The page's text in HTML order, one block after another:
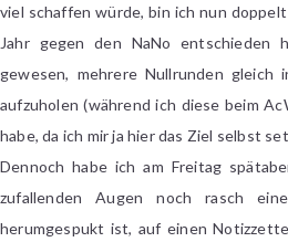
viel schaffen würde, bin ich nun
Jahr gegen den NaNo entschieden
gewesen, mehrere Nullrunden
aufzuholen (während ich diese beim
habe, da ich mir ja hier das Ziel selbst
Dennoch habe ich am Freitag
zufallenden Augen noch rasch
herumgespukt ist, auf einen